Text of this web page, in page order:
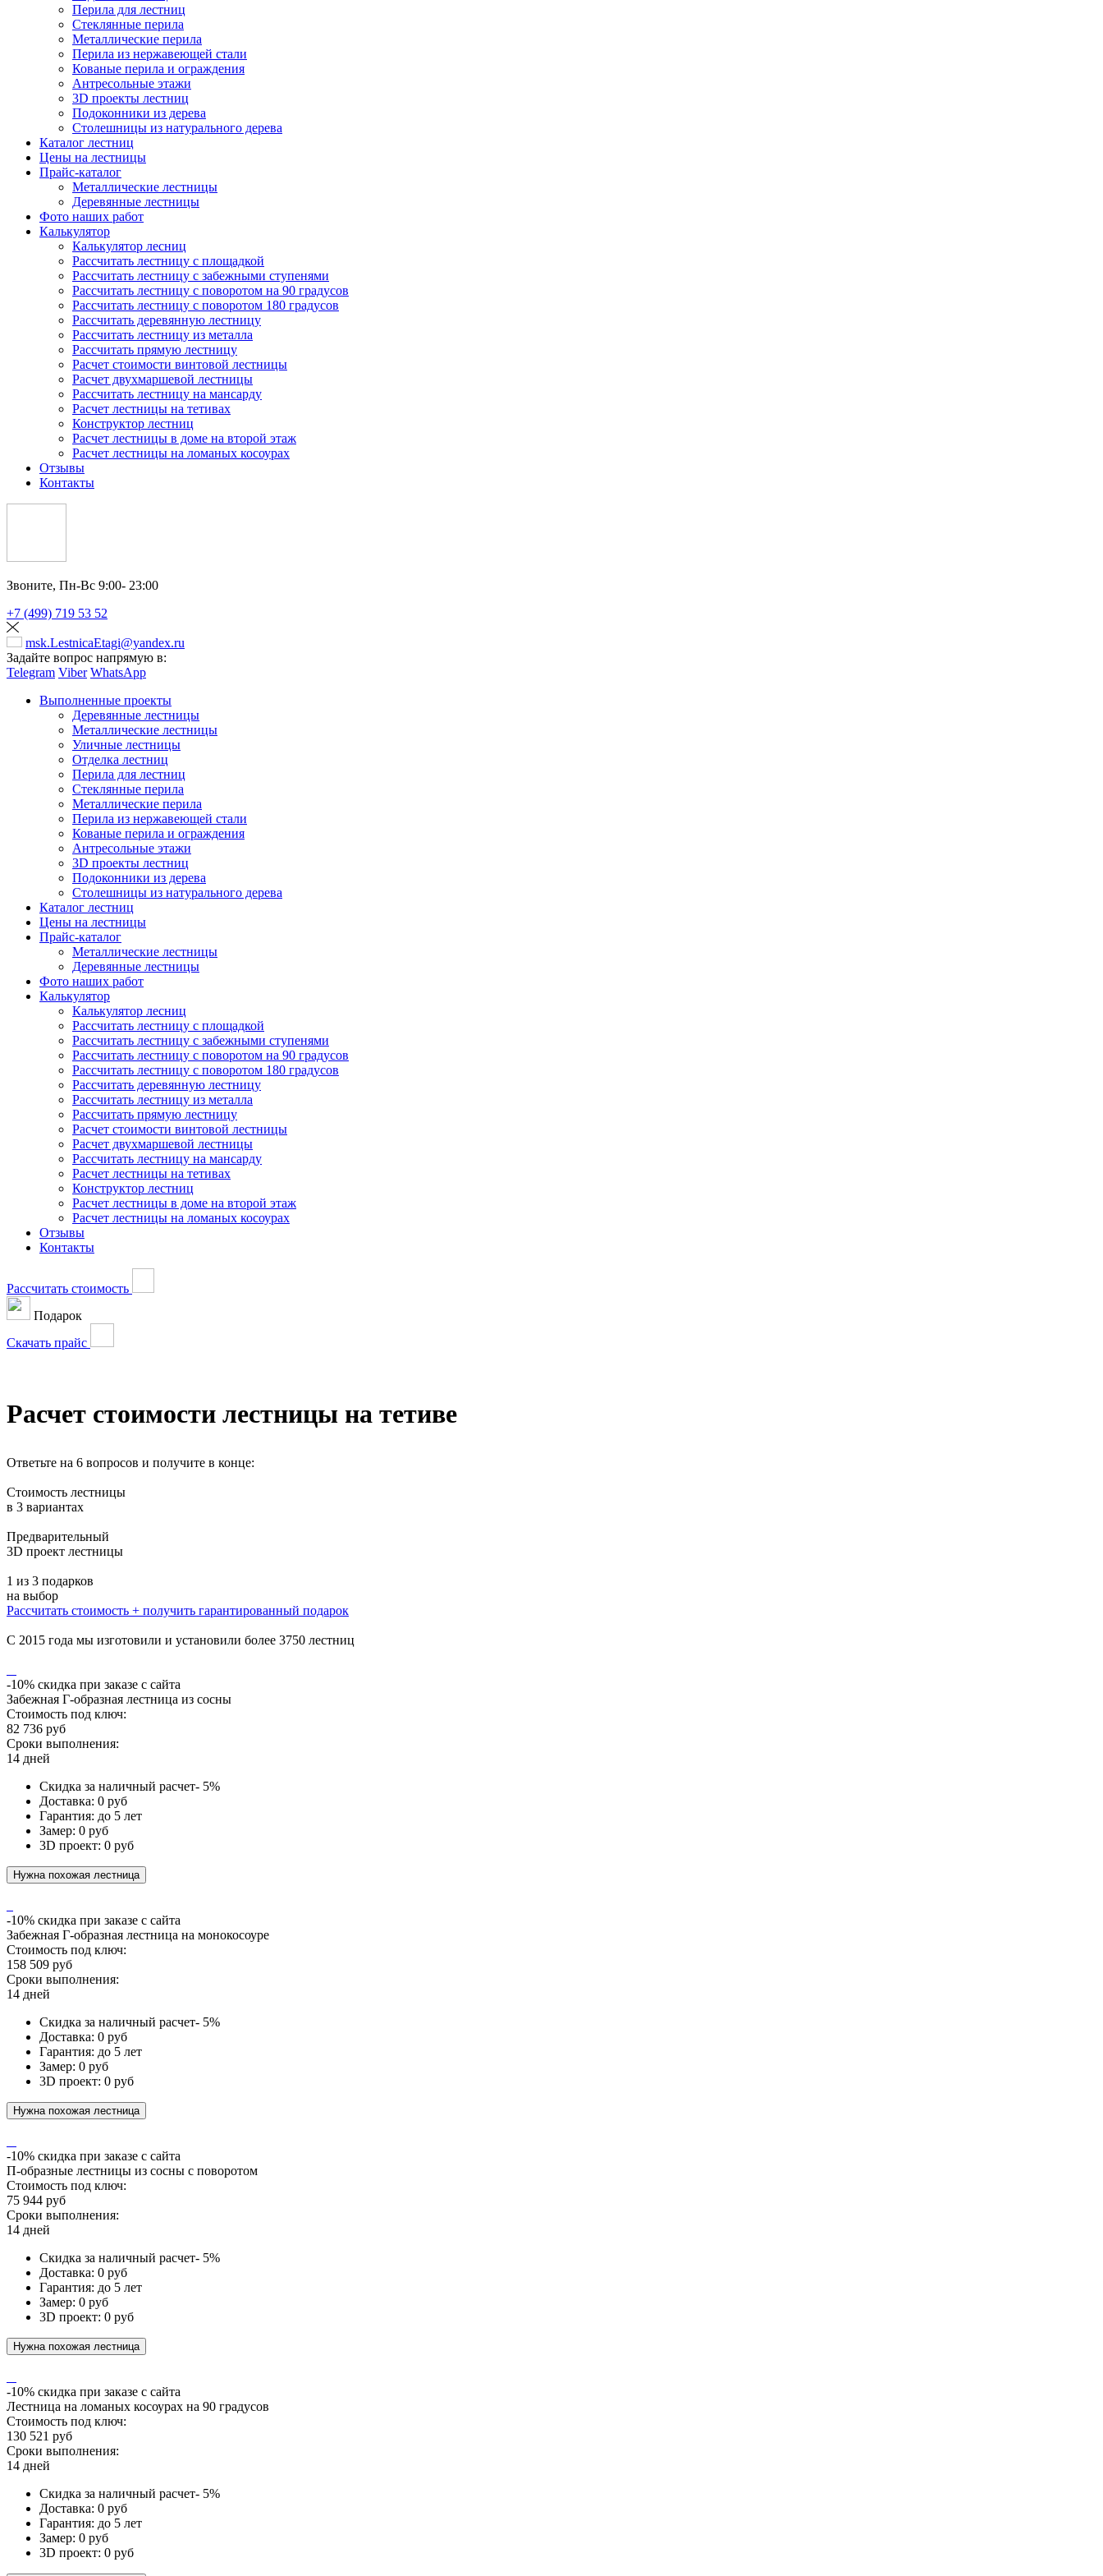
Перила для лестниц
Стеклянные перила
Металлические перила
Перила из нержавеющей стали
Кованые перила и ограждения
Антресольные этажи
3D проекты лестниц
Подоконники из дерева
Столешницы из натурального дерева
Каталог лестниц
Цены на лестницы
Прайс-каталог
Металлические лестницы
Деревянные лестницы
Фото наших работ
Калькулятор
Калькулятор лесниц
Рассчитать лестницу с площадкой
Рассчитать лестницу с забежными ступенями
Рассчитать лестницу с поворотом на 90 градусов
Рассчитать лестницу с поворотом 180 градусов
Рассчитать деревянную лестницу
Рассчитать лестницу из металла
Рассчитать прямую лестницу
Расчет стоимости винтовой лестницы
Расчет двухмаршевой лестницы
Рассчитать лестницу на мансарду
Расчет лестницы на тетивах
Конструктор лестниц
Расчет лестницы в доме на второй этаж
Расчет лестницы на ломаных косоурах
Отзывы
Контакты
Звоните, Пн-Вс 9:00- 23:00
+7 (499) 719 53 52
msk.LestnicaEtagi@yandex.ru
Задайте вопрос напрямую в:
Telegram Viber WhatsApp
Выполненные проекты
Деревянные лестницы
Металлические лестницы
Уличные лестницы
Отделка лестниц
Перила для лестниц
Стеклянные перила
Металлические перила
Перила из нержавеющей стали
Кованые перила и ограждения
Антресольные этажи
3D проекты лестниц
Подоконники из дерева
Столешницы из натурального дерева
Каталог лестниц
Цены на лестницы
Прайс-каталог
Металлические лестницы
Деревянные лестницы
Фото наших работ
Калькулятор
Калькулятор лесниц
Рассчитать лестницу с площадкой
Рассчитать лестницу с забежными ступенями
Рассчитать лестницу с поворотом на 90 градусов
Рассчитать лестницу с поворотом 180 градусов
Рассчитать деревянную лестницу
Рассчитать лестницу из металла
Рассчитать прямую лестницу
Расчет стоимости винтовой лестницы
Расчет двухмаршевой лестницы
Рассчитать лестницу на мансарду
Расчет лестницы на тетивах
Конструктор лестниц
Расчет лестницы в доме на второй этаж
Расчет лестницы на ломаных косоурах
Отзывы
Контакты
Рассчитать стоимость
Подарок
Скачать прайс
Расчет стоимости лестницы на тетиве
Ответьте на 6 вопросов и получите в конце:
Стоимость лестницы
в 3 вариантах
Предварительный
3D проект лестницы
1 из 3 подарков
на выбор
Рассчитать стоимость + получить гарантированный подарок
С 2015 года мы изготовили и установили более 3750 лестниц
-10% скидка при заказе с сайта
Забежная Г-образная лестница из сосны
Стоимость под ключ:
82 736 руб
Сроки выполнения:
14 дней
Скидка за наличный расчет- 5%
Доставка: 0 руб
Гарантия: до 5 лет
Замер: 0 руб
3D проект: 0 руб
Нужна похожая лестница
-10% скидка при заказе с сайта
Забежная Г‑образная лестница на монокосоуре
Стоимость под ключ:
158 509 руб
Сроки выполнения:
14 дней
Скидка за наличный расчет- 5%
Доставка: 0 руб
Гарантия: до 5 лет
Замер: 0 руб
3D проект: 0 руб
Нужна похожая лестница
-10% скидка при заказе с сайта
П-образные лестницы из сосны с поворотом
Стоимость под ключ:
75 944 руб
Сроки выполнения:
14 дней
Скидка за наличный расчет- 5%
Доставка: 0 руб
Гарантия: до 5 лет
Замер: 0 руб
3D проект: 0 руб
Нужна похожая лестница
-10% скидка при заказе с сайта
Лестница на ломаных косоурах на 90 градусов
Стоимость под ключ:
130 521 руб
Сроки выполнения:
14 дней
Скидка за наличный расчет- 5%
Доставка: 0 руб
Гарантия: до 5 лет
Замер: 0 руб
3D проект: 0 руб